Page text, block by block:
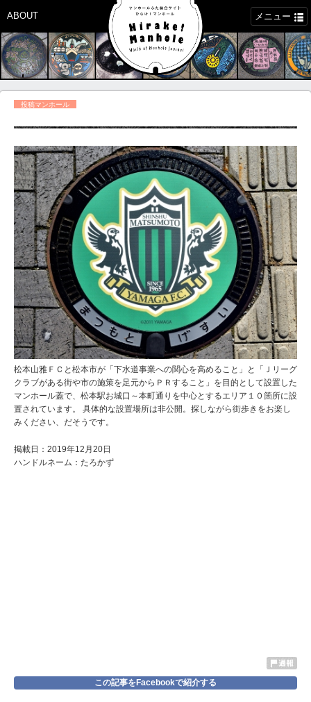
ABOUT メニュー
投稿マンホール
松本山雅ＦＣと松本市が「下水道事業への関心を高めること」と「Ｊリーグ
クラブがある街や市の施策を足元からＰＲすること」を目的として設置した
マンホール蓋で、松本駅お城口～本町通りを中心とするエリア１０箇所に設
置されています。 具体的な設置場所は非公開。探しながら街歩きをお楽し
みください、だそうです。
掲載日：2019年12月20日
ハンドルネーム：たろかず
この記事をFacebookで紹介する